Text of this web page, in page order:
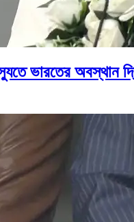
ভারতের অবস্থান